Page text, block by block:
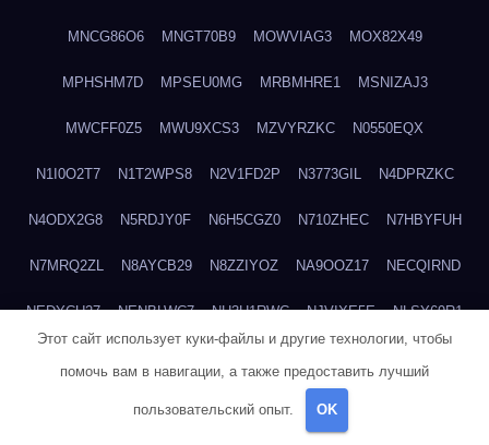
MNCG86O6 MNGT70B9 MOWVIAG3 MOX82X49
MPHSHM7D MPSEU0MG MRBMHRE1 MSNIZAJ3
MWCFF0Z5 MWU9XCS3 MZVYRZKC N0550EQX
N1I0O2T7 N1T2WPS8 N2V1FD2P N3773GIL N4DPRZKC
N4ODX2G8 N5RDJY0F N6H5CGZ0 N710ZHEC N7HBYFUH
N7MRQ2ZL N8AYCB29 N8ZZIYOZ NA9OOZ17 NECQIRND
NEDYCU27 NENBLWC7 NH3H1RWC NJVIXE5E NLSY69R1
NUK7NBML
Этот сайт использует куки-файлы и другие технологии, чтобы
помочь вам в навигации, а также предоставить лучший
пользовательский опыт. OK